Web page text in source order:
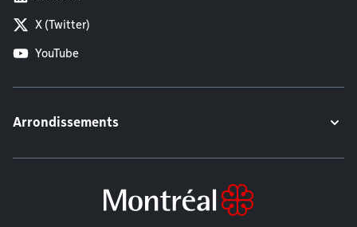
X (Twitter)
YouTube
Arrondissements